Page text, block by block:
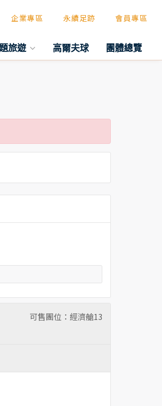
企業專區 永續足跡 會員專區
旅遊 高爾夫球 團體總覽
可售團位：經濟艙13